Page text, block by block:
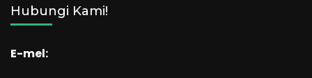
Hubungi Kami!
E-mel: